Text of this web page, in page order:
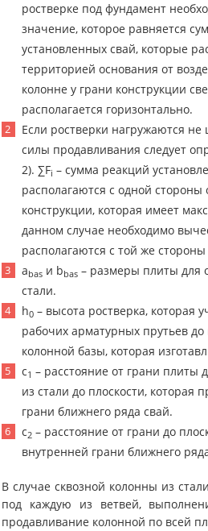
ростверке под фундамент
значение, которое равняется
установленных свай, которые
территорией основания от
колонне у грани конструкции
располагается горизонтально.
Если ростверки нагружаются не
силы продавливания следует
2). ∑Fi – сумма реакций
располагаются с одной стороны
конструкции, которая имеет
данном случае необходимо
располагаются с той же
abas и bbas – размеры плиты для
стали.
h0 – высота ростверка, которая
рабочих арматурных прутьев
колонной базы, которая
c1 – расстояние от грани плиты
из стали до плоскости, которая
грани ближнего ряда свай.
c2 – расстояние от грани до
внутренней грани ближнего
В случае сквозной колонны из
под каждую из ветвей,
продавливание колонной по всей